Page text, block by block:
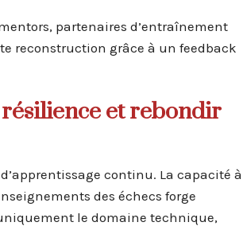
partenaires d’entraînement
reconstruction grâce à un feedback
et rebondir
continu. La capacité à
des échecs forge
le domaine technique,